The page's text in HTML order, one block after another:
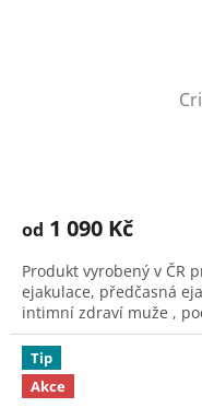
je
z
5
hvězdiček.
od 1 090 Kč
Produkt vyrobený v ČR
ejakulace, předčasná
intimní zdraví muže ,
Tip
Akce